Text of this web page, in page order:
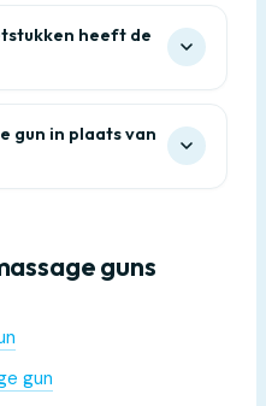
heeft de
gun in plaats van
guns
gun